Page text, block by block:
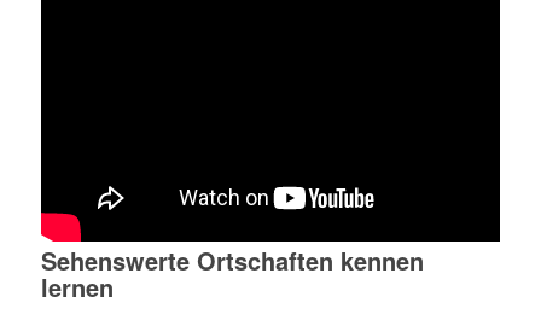
Sehenswerte Ortschaften kennen
lernen